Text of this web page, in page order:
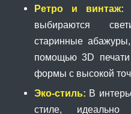
Ретро и винтаж:
выбираются
старинные
помощью 3D печати
формы с высокой
Эко-стиль: В
стиле, идеально